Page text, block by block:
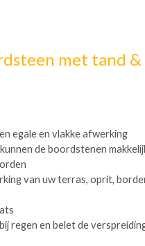
met tand &
egale en vlakke afwerking
de boordstenen
van uw terras, oprit,
regen en belet de